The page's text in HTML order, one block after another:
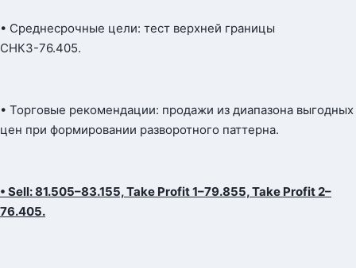
• Среднесрочные цели: тест верхней границы
СНКЗ-76.405.
• Торговые рекомендации: продажи из диапазона выгодных
цен при формировании разворотного паттерна.
• Sell: 81.505–83.155, Take Profit 1–79.855, Take Profit 2–
76.405.